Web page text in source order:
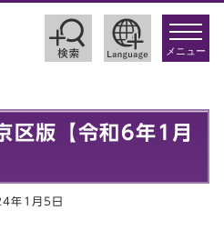
toggle
メニュー
区版【令和6年1月
年1月5日